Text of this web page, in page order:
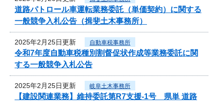
道路パトロール車運転業務委託（単価契約）に関する
一般競争入札公告（揖斐土木事務所）
2025年2月25日更新 自動車税事務所
令和7年度自動車税種別割督促状作成等業務委託に関
する一般競争入札公告
2025年2月25日更新 岐阜土木事務所
【建設関連業務】維持委託第R7支援-1号 県単 道路